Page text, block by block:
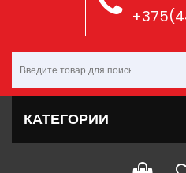
КАТЕГОРИИ